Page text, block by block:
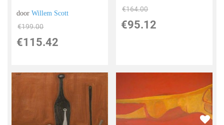
doorWillem Scott
€199.00
€115.42
€164.00
€95.12